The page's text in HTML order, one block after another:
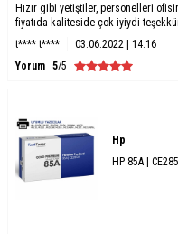
Hızır gibi yetiştiler, personelleri
fiyatıda kaliteside çok iyiydi
t**** t****
03.06.2022 | 14:16
Yorum 5/5
Hp
HP 85A |